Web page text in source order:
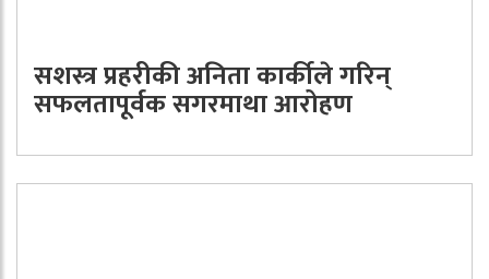
सशस्त्र प्रहरीकी अनिता कार्कीले गरिन्
सफलतापूर्वक सगरमाथा आरोहण